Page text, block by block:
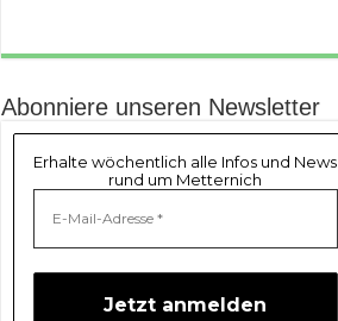
Abonniere unseren Newsletter
Erhalte wöchentlich alle Infos und News
rund um Metternich